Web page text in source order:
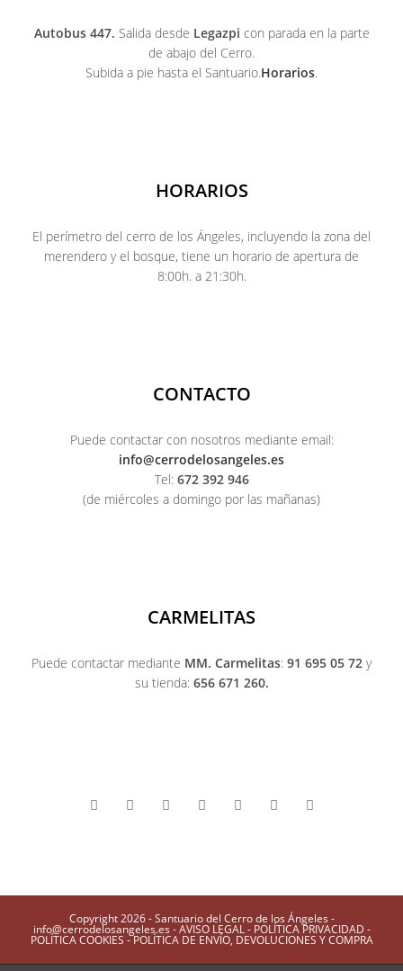
Autobus 447. Salida desde Legazpi con parada en la parte
de abajo del Cerro.
Subida a pie hasta el Santuario.Horarios.
HORARIOS
El perímetro del cerro de los Ángeles, incluyendo la zona del
merendero y el bosque, tiene un horario de apertura de
8:00h. a 21:30h.
CONTACTO
Puede contactar con nosotros mediante email:
info@cerrodelosangeles.es
Tel: 672 392 946
(de miércoles a domingo por las mañanas)
CARMELITAS
Puede contactar mediante MM. Carmelitas: 91 695 05 72 y
su tienda: 656 671 260.
Copyright 2026 - Santuario del Cerro de los Ángeles -
info@cerrodelosangeles.es -AVISO LEGAL- POLÍTICA PRIVACIDAD -
POLÍTICA COOKIES -POLÍTICA DE ENVÍO, DEVOLUCIONES Y COMPRA